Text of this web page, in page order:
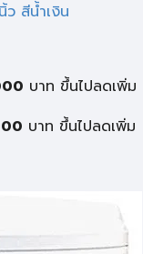
ว สีน้ำเงิน
บาท ขึ้นไปลดเพิ่ม
บาท ขึ้นไปลดเพิ่ม